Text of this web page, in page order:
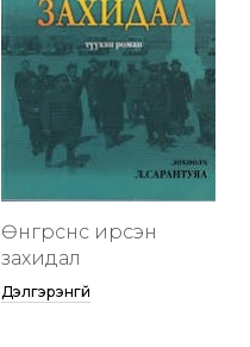
Өнгөрснөөс ирсэн
захидал
Дэлгэрэнгүй